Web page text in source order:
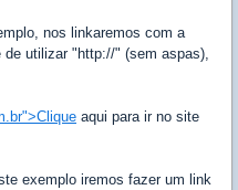
nos linkaremos com a
utilizar "http://" (sem aspas),
aqui para ir no site
exemplo iremos fazer um link